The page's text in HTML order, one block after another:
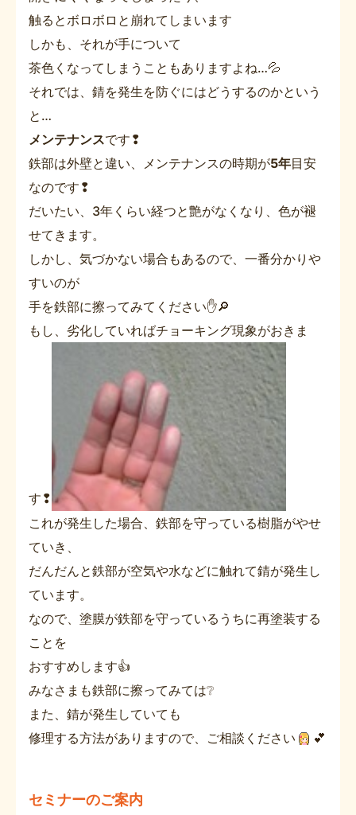
触るとボロボロと崩れてしまいます
しかも、それが手について
茶色くなってしまうこともありますよね…💦
それでは、錆を発生を防ぐにはどうするのかという
と…
メンテナンスです❢
鉄部は外壁と違い、メンテナンスの時期が5年目安
なのです❢
だいたい、3年くらい経つと艶がなくなり、色が褪
せてきます。
しかし、気づかない場合もあるので、一番分かりや
すいのが
手を鉄部に擦ってみてください✋🔎
もし、劣化していればチョーキング現象がおきま
す❢
これが発生した場合、鉄部を守っている樹脂がやせ
ていき、
だんだんと鉄部が空気や水などに触れて錆が発生し
ています。
なので、塗膜が鉄部を守っているうちに再塗装する
ことを
おすすめします👍
みなさまも鉄部に擦ってみては❔
また、錆が発生していても
修理する方法がありますので、ご相談ください
💕
セミナーのご案内